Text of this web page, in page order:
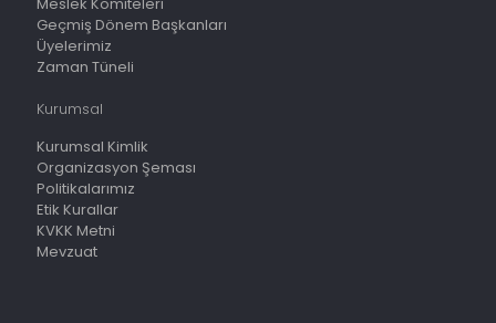
Geçmiş Dönem Başkanları
Üyelerimiz
Zaman Tüneli
Kurumsal
Kurumsal Kimlik
Organizasyon Şeması
Politikalarımız
Etik Kurallar
KVKK Metni
Mevzuat